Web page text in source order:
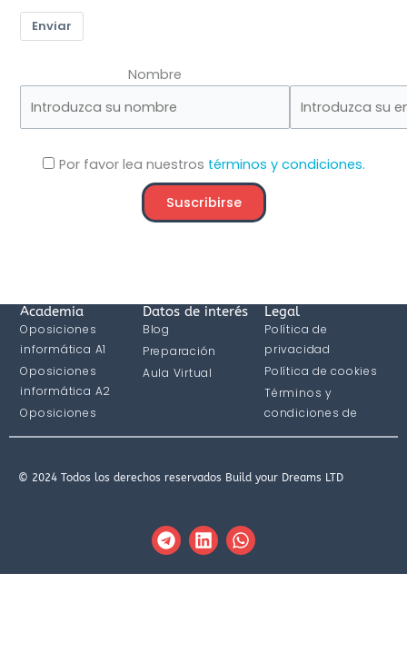
Enviar
Nombre
Por favor lea nuestros términos y condiciones.
Academia
Oposiciones
informática A1
Oposiciones
informática A2
Oposiciones
informática C1
Datos de interés
Blog
Preparación
Aula Virtual
Legal
Política de
privacidad
Política de cookies
Términos y
condiciones de
compra
© 2024 Todos los derechos reservados Build your Dreams LTD
T
e
l
L
i
n
W
h
a